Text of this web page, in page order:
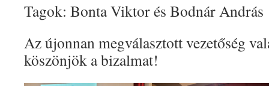
Tagok: Bonta Viktor és Bodnár András
Az újonnan megválasztott vezetőség
köszönjök a bizalmat!